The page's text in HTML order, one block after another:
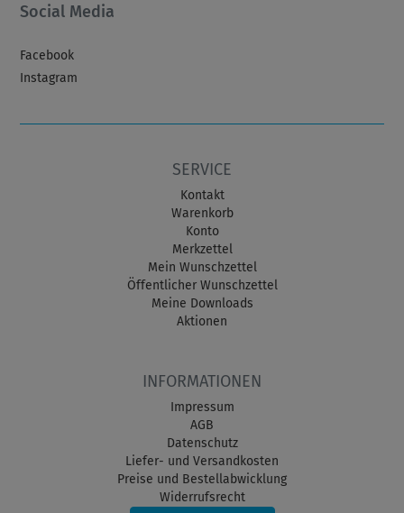
Social Media
Facebook
Instagram
SERVICE
Kontakt
Warenkorb
Konto
Merkzettel
Mein Wunschzettel
Öffentlicher Wunschzettel
Meine Downloads
Aktionen
INFORMATIONEN
Impressum
AGB
Datenschutz
Liefer- und Versandkosten
Preise und Bestellabwicklung
Widerrufsrecht